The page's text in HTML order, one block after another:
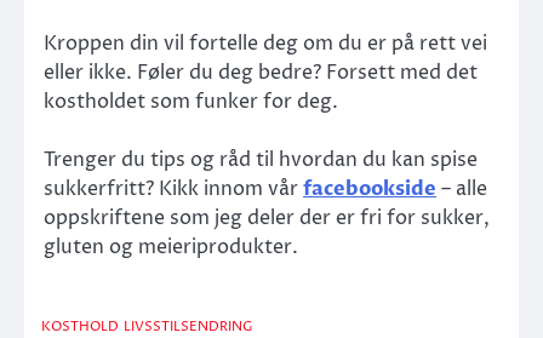
Kroppen din vil fortelle deg om du er på rett vei
eller ikke. Føler du deg bedre? Forsett med det
kostholdet som funker for deg.
Trenger du tips og råd til hvordan du kan spise
sukkerfritt? Kikk innom vårfacebookside – alle
oppskriftene som jeg deler der er fri for sukker,
gluten og meieriprodukter.
KOSTHOLD LIVSSTILSENDRING